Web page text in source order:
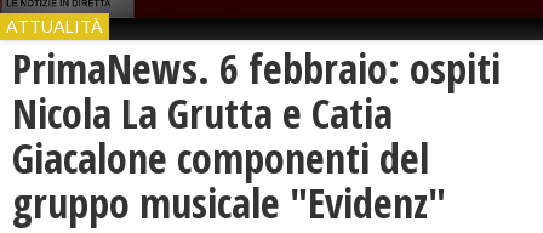
ATTUALITÀ
PrimaNews. 6 febbraio: ospiti
Nicola La Grutta e Catia
Giacalone componenti del
gruppo musicale "Evidenz"